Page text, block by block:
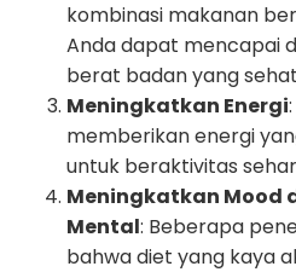
kombinasi makanan
Anda dapat mencapai
berat badan yang
Meningkatkan Energi
memberikan energi
untuk beraktivitas
Meningkatkan Mood
Mental: Beberapa
bahwa diet yang kaya